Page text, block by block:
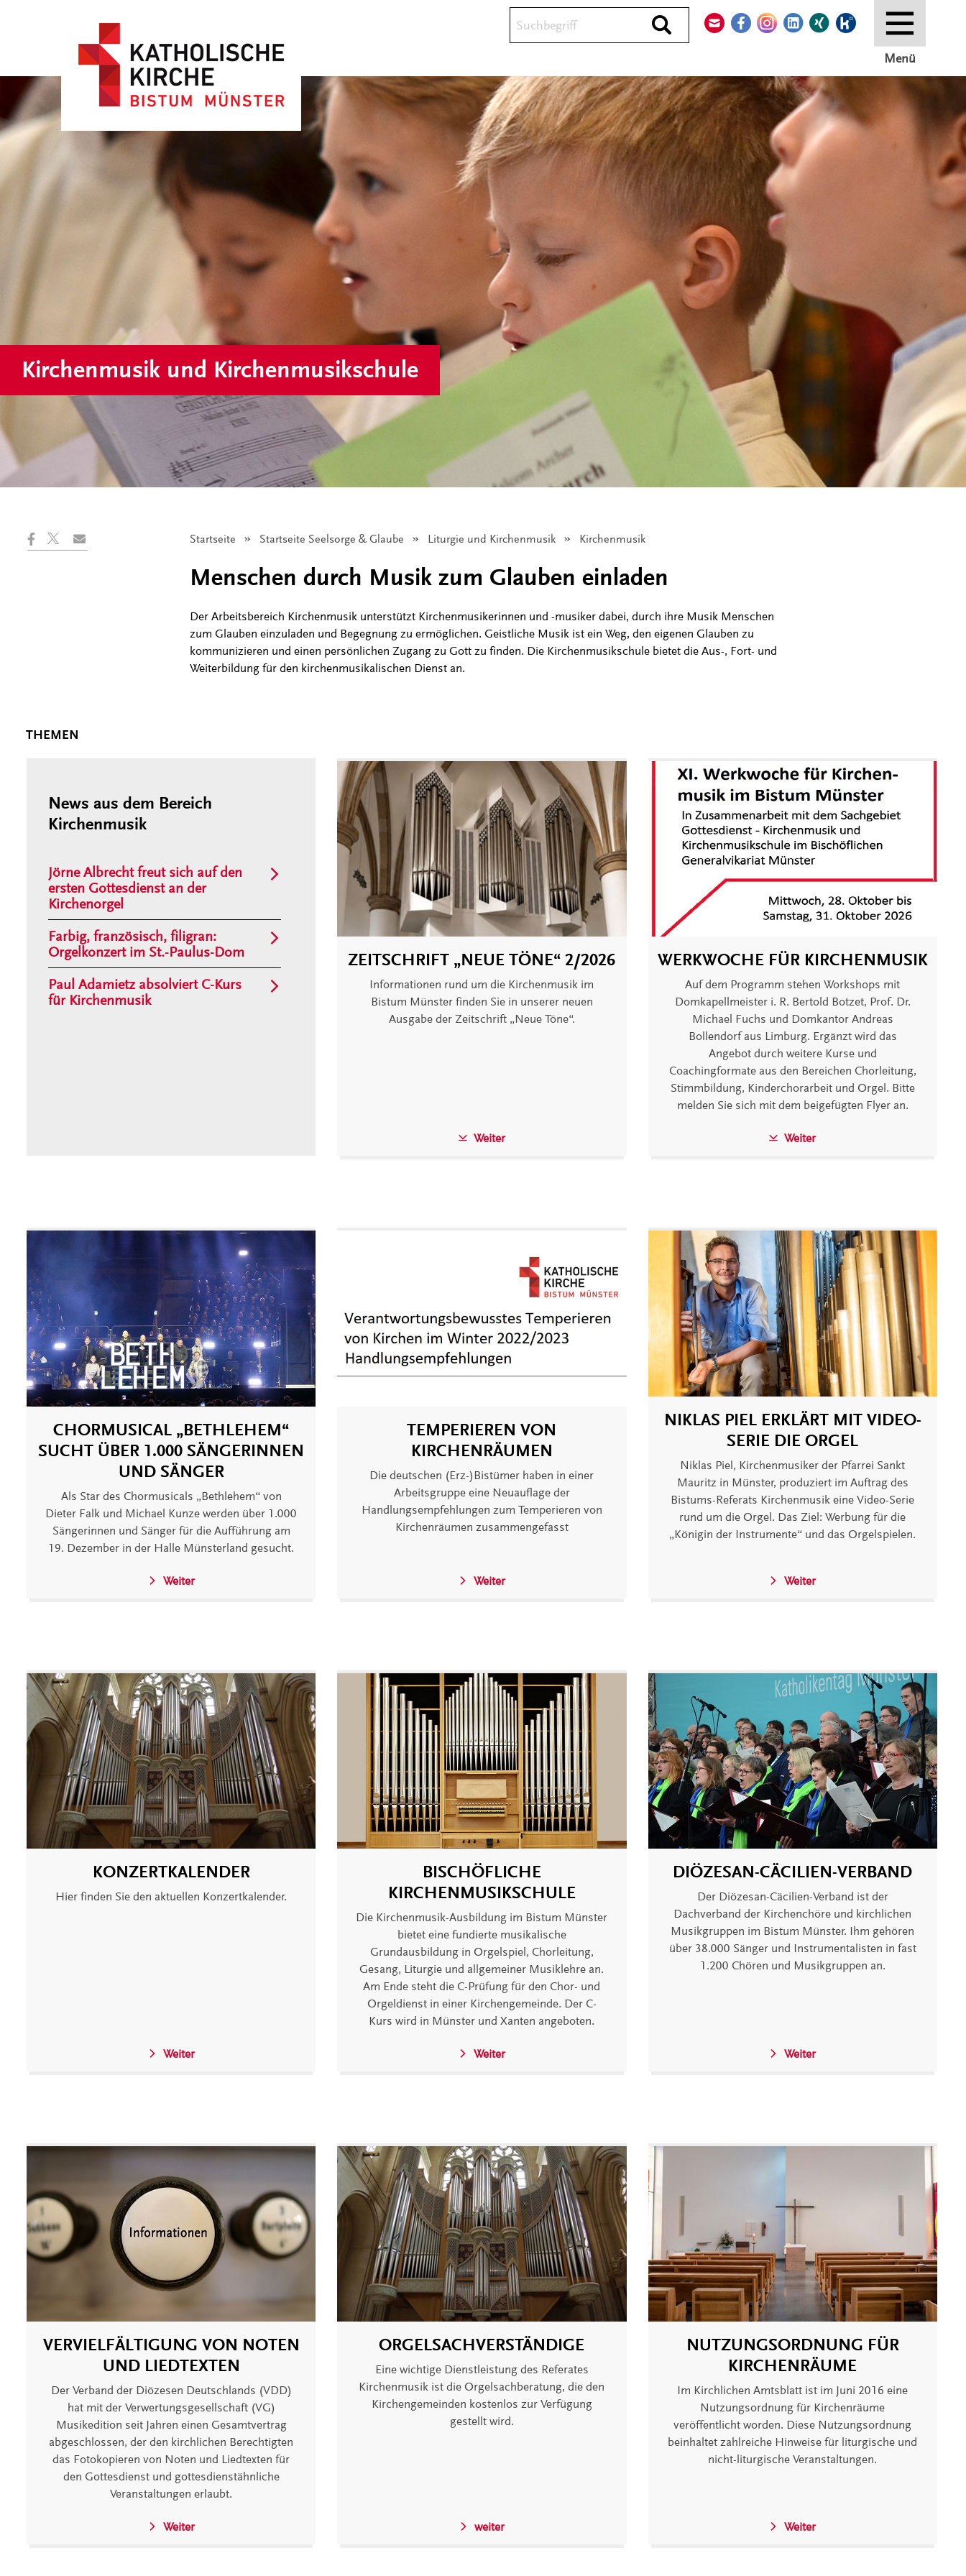
Durchsuchen
Menü
Kirchenmusik und Kirchenmusikschule
Startseite Startseite Seelsorge & Glaube Liturgie und Kirchenmusik Angezeigt:
Kirchenmusik
Menschen durch Musik zum Glauben einladen
Der Arbeitsbereich Kirchenmusik unterstützt Kirchenmusikerinnen und -musiker dabei, durch ihre Musik Menschen
zum Glauben einzuladen und Begegnung zu ermöglichen. Geistliche Musik ist ein Weg, den eigenen Glauben zu
kommunizieren und einen persönlichen Zugang zu Gott zu finden. Die Kirchenmusikschule bietet die Aus-, Fort- und
Weiterbildung für den kirchenmusikalischen Dienst an.
News aus dem Bereich
Kirchenmusik
Jörne Albrecht freut sich auf den
ersten Gottesdienst an der
Kirchenorgel
Farbig, französisch, filigran:
Orgelkonzert im St.-Paulus-Dom
Paul Adamietz absolviert C-Kurs
für Kirchenmusik
ZEITSCHRIFT „NEUE TÖNE“ 2/2026
Informationen rund um die Kirchenmusik im
Bistum Münster finden Sie in unserer neuen
Ausgabe der Zeitschrift „Neue Töne“.
Weiter
WERKWOCHE FÜR KIRCHENMUSIK
Auf dem Programm stehen Workshops mit
Domkapellmeister i. R. Bertold Botzet, Prof. Dr.
Michael Fuchs und Domkantor Andreas
Bollendorf aus Limburg. Ergänzt wird das
Angebot durch weitere Kurse und
Coachingformate aus den Bereichen Chorleitung,
Stimmbildung, Kinderchorarbeit und Orgel. Bitte
melden Sie sich mit dem beigefügten Flyer an.
Weiter
CHORMUSICAL „BETHLEHEM“
SUCHT ÜBER 1.000 SÄNGERINNEN
UND SÄNGER
Als Star des Chormusicals „Bethlehem“ von
Dieter Falk und Michael Kunze werden über 1.000
Sängerinnen und Sänger für die Aufführung am
19. Dezember in der Halle Münsterland gesucht.
Weiter
TEMPERIEREN VON
KIRCHENRÄUMEN
Die deutschen (Erz-)Bistümer haben in einer
Arbeitsgruppe eine Neuauflage der
Handlungsempfehlungen zum Temperieren von
Kirchenräumen zusammengefasst
Weiter
NIKLAS PIEL ERKLÄRT MIT VIDEO-
SERIE DIE ORGEL
Niklas Piel, Kirchenmusiker der Pfarrei Sankt
Mauritz in Münster, produziert im Auftrag des
Bistums-Referats Kirchenmusik eine Video-Serie
rund um die Orgel. Das Ziel: Werbung für die
„Königin der Instrumente“ und das Orgelspielen.
Weiter
KONZERTKALENDER
Hier finden Sie den aktuellen Konzertkalender.
Weiter
BISCHÖFLICHE
KIRCHENMUSIKSCHULE
Die Kirchenmusik-Ausbildung im Bistum Münster
bietet eine fundierte musikalische
Grundausbildung in Orgelspiel, Chorleitung,
Gesang, Liturgie und allgemeiner Musiklehre an.
Am Ende steht die C-Prüfung für den Chor- und
Orgeldienst in einer Kirchengemeinde. Der C-
Kurs wird in Münster und Xanten angeboten.
Weiter
DIÖZESAN-CÄCILIEN-VERBAND
Der Diözesan-Cäcilien-Verband ist der
Dachverband der Kirchenchöre und kirchlichen
Musikgruppen im Bistum Münster. Ihm gehören
über 38.000 Sänger und Instrumentalisten in fast
1.200 Chören und Musikgruppen an.
Weiter
VERVIELFÄLTIGUNG VON NOTEN
UND LIEDTEXTEN
Der Verband der Diözesen Deutschlands (VDD)
hat mit der Verwertungsgesellschaft (VG)
Musikedition seit Jahren einen Gesamtvertrag
abgeschlossen, der den kirchlichen Berechtigten
das Fotokopieren von Noten und Liedtexten für
den Gottesdienst und gottesdienstähnliche
Veranstaltungen erlaubt.
Weiter
ORGELSACHVERSTÄNDIGE
Eine wichtige Dienstleistung des Referates
Kirchenmusik ist die Orgelsachberatung, die den
Kirchengemeinden kostenlos zur Verfügung
gestellt wird.
weiter
NUTZUNGSORDNUNG FÜR
KIRCHENRÄUME
Im Kirchlichen Amtsblatt ist im Juni 2016 eine
Nutzungsordnung für Kirchenräume
veröffentlicht worden. Diese Nutzungsordnung
beinhaltet zahlreiche Hinweise für liturgische und
nicht-liturgische Veranstaltungen.
Weiter